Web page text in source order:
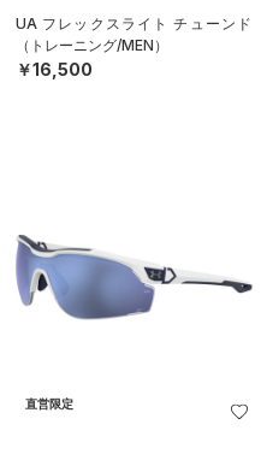
UA フレックスライト チューンド
（トレーニング/MEN）
￥16,500
直営限定